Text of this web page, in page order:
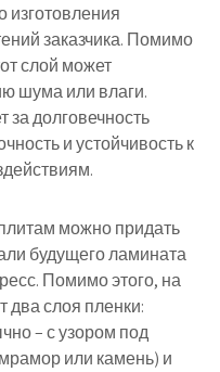
изготовления
заказчика. Помимо
слой может
шума или влаги.
за долговечность
и устойчивость к
можно придать
будущего ламината
Помимо этого, на
два слоя пленки:
– с узором под
или камень) и